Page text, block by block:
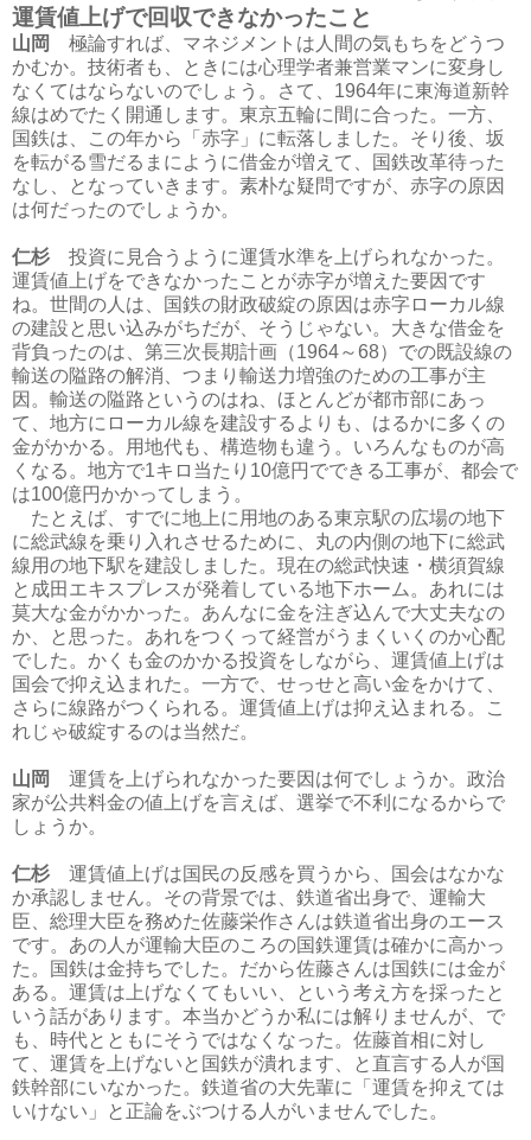
運賃値上げで回収できなかったこと
山岡
極論すれば、マネジメントは人間の気もちをどうつ
かむか。技術者も、ときには心理学者兼営業マンに変身し
なくてはならないのでしょう。さて、1964年に東海道新幹
線はめでたく開通します。東京五輪に間に合った。一方、
国鉄は、この年から「赤字」に転落しました。そり後、坂
を転がる雪だるまにように借金が増えて、国鉄改革待った
なし、となっていきます。素朴な疑問ですが、赤字の原因
は何だったのでしょうか。
仁杉 投資に見合うように運賃水準を上げられなかった。
運賃値上げをできなかったことが赤字が増えた要因です
ね。世間の人は、国鉄の財政破綻の原因は赤字ローカル線
の建設と思い込みがちだが、そうじゃない。大きな借金を
背負ったのは、第三次長期計画（1964～68）での既設線の
輸送の隘路の解消、つまり輸送力増強のための工事が主
因。輸送の隘路というのはね、ほとんどが都市部にあっ
て、地方にローカル線を建設するよりも、はるかに多くの
金がかかる。用地代も、構造物も違う。いろんなものが高
くなる。地方で1キロ当たり10億円でできる工事が、都会で
は100億円かかってしまう。
たとえば、すでに地上に用地のある東京駅の広場の地下
に総武線を乗り入れさせるために、丸の内側の地下に総武
線用の地下駅を建設しました。現在の総武快速・横須賀線
と成田エキスプレスが発着している地下ホーム。あれには
莫大な金がかかった。あんなに金を注ぎ込んで大丈夫なの
か、と思った。あれをつくって経営がうまくいくのか心配
でした。かくも金のかかる投資をしながら、運賃値上げは
国会で抑え込まれた。一方で、せっせと高い金をかけて、
さらに線路がつくられる。運賃値上げは抑え込まれる。こ
れじゃ破綻するのは当然だ。
山岡
運賃を上げられなかった要因は何でしょうか。政治
家が公共料金の値上げを言えば、選挙で不利になるからで
しょうか。
仁杉 運賃値上げは国民の反感を買うから、国会はなかな
か承認しません。その背景では、鉄道省出身で、運輸大
臣、総理大臣を務めた佐藤栄作さんは鉄道省出身のエース
です。あの人が運輸大臣のころの国鉄運賃は確かに高かっ
た。国鉄は金持ちでした。だから佐藤さんは国鉄には金が
ある。運賃は上げなくてもいい、という考え方を採ったと
いう話があります。本当かどうか私には解りませんが、で
も、時代とともにそうではなくなった。佐藤首相に対し
て、運賃を上げないと国鉄が潰れます、と直言する人が国
鉄幹部にいなかった。鉄道省の大先輩に「運賃を抑えては
いけない」と正論をぶつける人がいませんでした。